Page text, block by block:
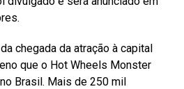
chegada da atração à capital
que o Hot Wheels Monster
Brasil. Mais de 250 mil